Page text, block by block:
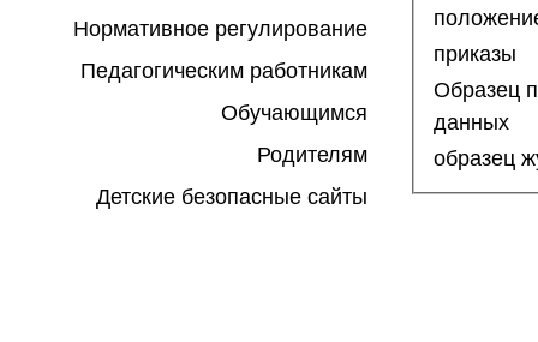
Нормативное регулирование
Педагогическим работникам
Обучающимся
Родителям
Детские безопасные сайты
приказы
Образец
данных
образец